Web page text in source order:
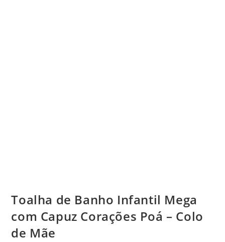
Toalha de Banho Infantil Mega
com Capuz Corações Poá – Colo
de Mãe